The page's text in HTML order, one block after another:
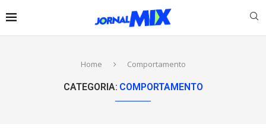
Home Comportamento
CATEGORIA: COMPORTAMENTO